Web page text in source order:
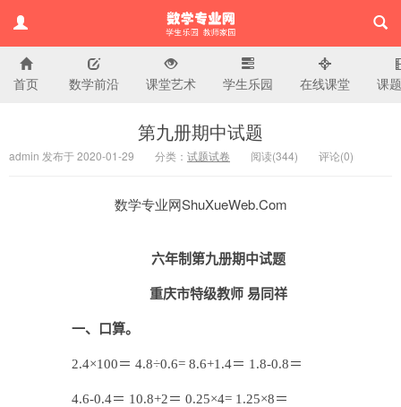
小学数学专业网
首页 数学前沿 课堂艺术 学生乐园 在线课堂 课
第九册期中试题
admin 发布于 2020-01-29 分类： 试题试卷 阅读(344) 评论(0)
数学专业网ShuXueWeb.Com
六年制第九册期中试题
重庆市特级教师 易同祥
一、口算。
2.4×100＝ 4.8÷0.6= 8.6+1.4＝ 1.8-0.8＝
4.6-0.4＝ 10.8+2＝ 0.25×4= 1.25×8＝